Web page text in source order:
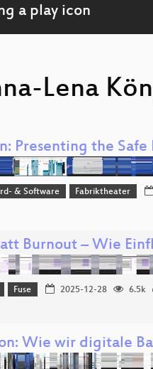
Lena
Presenting the
& Software Fabriktheater
Burnout – Wie
Fuse 2025-12-28 6.5k
Wie wir digitale